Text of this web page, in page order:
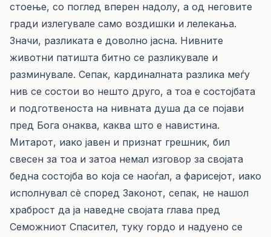
стоење, со поглед вперен надолу, а од неговите
гради излегувале само воздишки и лелекања.
Значи, разликата е доволно јасна. Нивните
животни патишта битно се разликувале и
разминувале. Сепак, кардиналната разлика меѓу
нив се состои во нешто друго, а тоа е состојбата
и подготвеноста на нивната душа да се појави
пред Бога онаква, каква што е навистина.
Митарот, иако јавен и признат грешник, бил
свесен за тоа и затоа немал изговор за својата
бедна состојба во која се наоѓал, а фарисејот, иако
исполнувал сè според Законот, сепак, не нашол
храброст да ја наведне својата глава пред
Семожниот Спасител, туку гордо и надуено се